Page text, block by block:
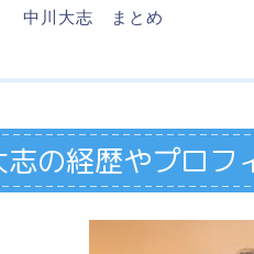
中川大志 まとめ
志の経歴やプロフ